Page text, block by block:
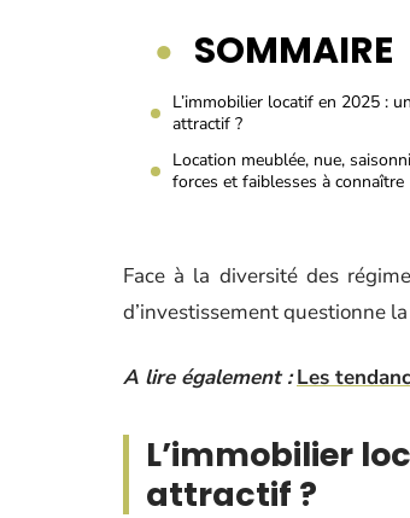
SOMMAIRE
L’immobilier locatif en 2025 :
attractif ?
Location meublée, nue,
forces et faiblesses à connaître
Face à la diversité des
d’investissement questionne
A lire également : Les
L’immobilier
attractif ?